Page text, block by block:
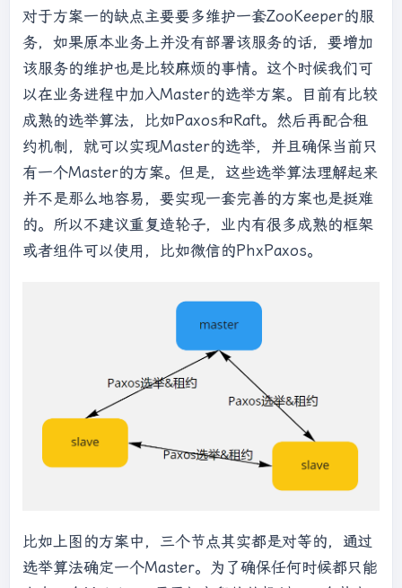
对于方案一的缺点主要要多维护一套ZooKeeper的服
务，如果原本业务上并没有部署该服务的话，要增加
该服务的维护也是比较麻烦的事情。这个时候我们可
以在业务进程中加入Master的选举方案。目前有比较
成熟的选举算法，比如Paxos和Raft。然后再配合租
约机制，就可以实现Master的选举，并且确保当前只
有一个Master的方案。但是，这些选举算法理解起来
并不是那么地容易，要实现一套完善的方案也是挺难
的。所以不建议重复造轮子，业内有很多成熟的框架
或者组件可以使用，比如微信的PhxPaxos。
比如上图的方案中，三个节点其实都是对等的，通过
选举算法确定一个Master。为了确保任何时候都只能